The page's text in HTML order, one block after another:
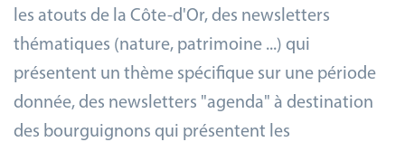
les atouts de la Côte-d'Or, des newsletters
thématiques (nature, patrimoine ...) qui
présentent un thème spécifique sur une période
donnée, des newsletters "agenda" à destination
des bourguignons qui présentent les